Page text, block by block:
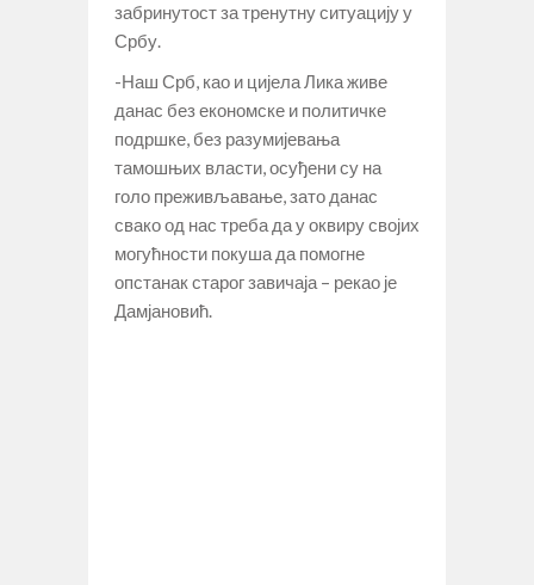
забринутост за тренутну ситуацију у
Србу.
-Наш Срб, као и цијела Лика живе
данас без економске и политичке
подршке, без разумијевања
тамошњих власти, осуђени су на
голо преживљавање, зато данас
свако од нас треба да у оквиру својих
могућности покуша да помогне
опстанак старог завичаја – рекао је
Дамјановић.